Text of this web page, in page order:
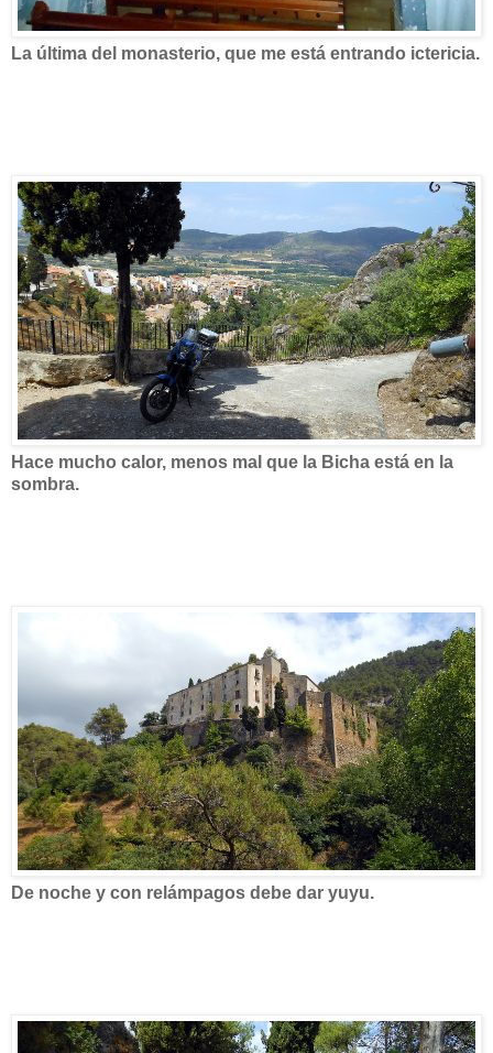
La última del monasterio, que me está entrando ictericia.
Hace mucho calor, menos mal que la Bicha está en la
sombra.
De noche y con relámpagos debe dar yuyu.